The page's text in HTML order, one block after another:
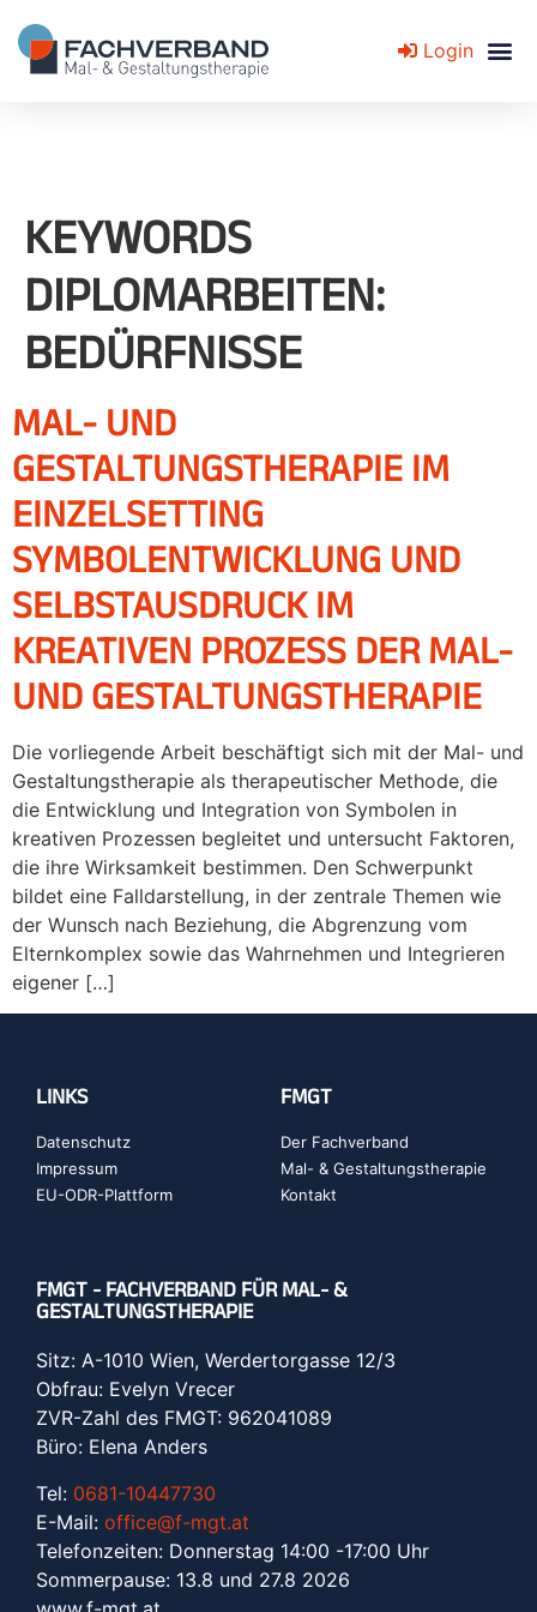
Login
KEYWORDS
DIPLOMARBEITEN:
BEDÜRFNISSE
MAL- UND
GESTALTUNGSTHERAPIE IM
EINZELSETTING
SYMBOLENTWICKLUNG UND
SELBSTAUSDRUCK IM
KREATIVEN PROZESS DER MAL-
UND GESTALTUNGSTHERAPIE
Die vorliegende Arbeit beschäftigt sich mit der Mal- und
Gestaltungstherapie als therapeutischer Methode, die
die Entwicklung und Integration von Symbolen in
kreativen Prozessen begleitet und untersucht Faktoren,
die ihre Wirksamkeit bestimmen. Den Schwerpunkt
bildet eine Falldarstellung, in der zentrale Themen wie
der Wunsch nach Beziehung, die Abgrenzung vom
Elternkomplex sowie das Wahrnehmen und Integrieren
eigener […]
LINKS
Datenschutz
Impressum
EU-ODR-Plattform
FMGT
Der Fachverband
Mal- & Gestaltungstherapie
Kontakt
FMGT - FACHVERBAND FÜR MAL- &
GESTALTUNGSTHERAPIE
Sitz: A-1010 Wien, Werdertorgasse 12/3
Obfrau: Evelyn Vrecer
ZVR-Zahl des FMGT: 962041089
Büro: Elena Anders
Tel: 0681-10447730
E-Mail: office@f-mgt.at
Telefonzeiten: Donnerstag 14:00 -17:00 Uhr
Sommerpause: 13.8 und 27.8 2026